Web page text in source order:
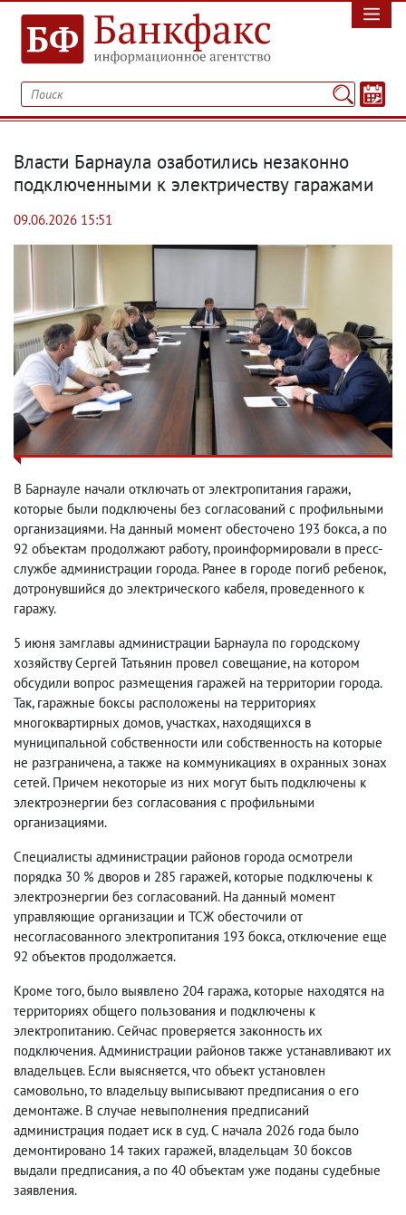
Власти Барнаула озаботились незаконно
подключенными к электричеству гаражами
09.06.2026 15:51
В Барнауле начали отключать от электропитания гаражи,
которые были подключены без согласований с профильными
организациями. На данный момент обесточено 193 бокса, а по
92 объектам продолжают работу, проинформировали в пресс-
службе администрации города. Ранее в городе погиб ребенок,
дотронувшийся до электрического кабеля, проведенного к
гаражу.
5 июня замглавы администрации Барнаула по городскому
хозяйству Сергей Татьянин провел совещание, на котором
обсудили вопрос размещения гаражей на территории города.
Так, гаражные боксы расположены на территориях
многоквартирных домов, участках, находящихся в
муниципальной собственности или собственность на которые
не разграничена, а также на коммуникациях в охранных зонах
сетей. Причем некоторые из них могут быть подключены к
электроэнергии без согласования с профильными
организациями.
Специалисты администрации районов города осмотрели
порядка 30 % дворов и 285 гаражей, которые подключены к
электроэнергии без согласований. На данный момент
управляющие организации и ТСЖ обесточили от
несогласованного электропитания 193 бокса, отключение еще
92 объектов продолжается.
Кроме того, было выявлено 204 гаража, которые находятся на
территориях общего пользования и подключены к
электропитанию. Сейчас проверяется законность их
подключения. Администрации районов также устанавливают их
владельцев. Если выясняется, что объект установлен
самовольно, то владельцу выписывают предписания о его
демонтаже. В случае невыполнения предписаний
администрация подает иск в суд. С начала 2026 года было
демонтировано 14 таких гаражей, владельцам 30 боксов
выдали предписания, а по 40 объектам уже поданы судебные
заявления.